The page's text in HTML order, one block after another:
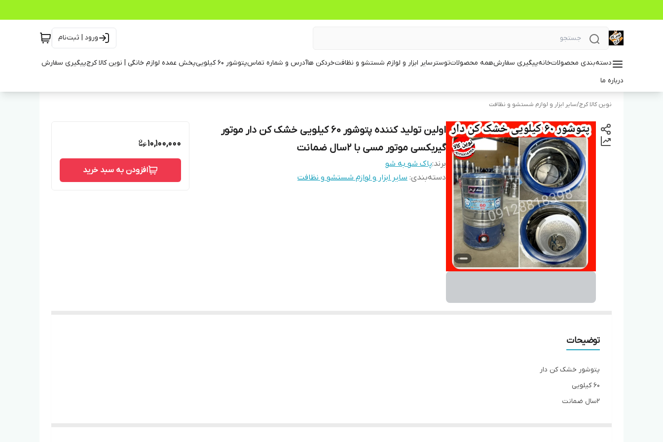
ورود | ثبت‌نام
دسته‌بندی محصولاتخانهپیگیری سفارشهمه محصولاتتوسترسایر ابزار و لوازم شستشو و نظافتخردکن هاآدرس و شماره تماسپتوشور ۶۰ کیلویی پخش عمده لوازم خانگی | نوین کالا کرجپیگیری سفارش
درباره ما
نوین کالا کرج/سایر ابزار و لوازم شستشو و نظافت
اولین تولید کننده پتوشور ۶۰ کیلویی خشک کن دار موتور
گیربکسی موتور مسی با ۲سال ضمانت
برند:پاک شو به شو
دسته‌بندی: سایر ابزار و لوازم شستشو و نظافت
10,100,000
افزودن به سبد خرید
توضیحات
پتوشور خشک کن دار
۶۰ کیلویی
۲سال ضمانت